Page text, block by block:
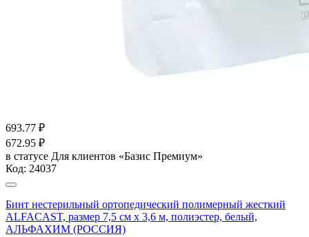
693.77 ₽
672.95 ₽
в статусе Для клиентов «Базис Премиум»
Код: 24037
Бинт нестерильный ортопедический полимерный жесткий
ALFACAST, размер 7,5 см х 3,6 м, полиэстер, белый,
АЛЬФАХИМ (РОССИЯ)